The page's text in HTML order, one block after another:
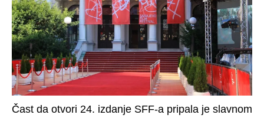
Čast da otvori 24. izdanje SFF-a pripala je slavnom